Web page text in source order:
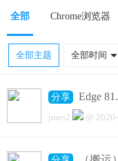
全部 Chrome浏览器
全部主题 全部时间
分享 Edge
jmes2 @